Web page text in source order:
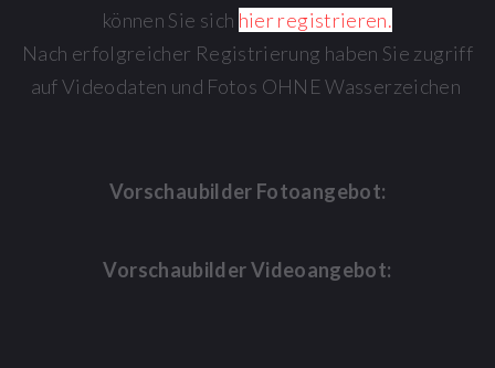
können Sie sich hier registrieren.
Nach erfolgreicher Registrierung haben Sie zugriff
auf Videodaten und Fotos OHNE Wasserzeichen
Vorschaubilder Fotoangebot:
Vorschaubilder Videoangebot: